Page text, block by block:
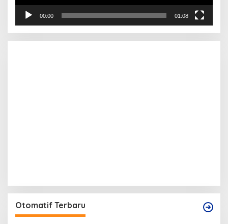
00:00 01:08
Otomatif Terbaru